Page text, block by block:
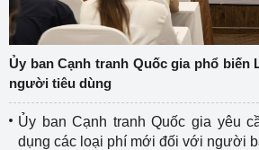
Ủy ban Cạnh tranh Quốc gia phổ biến
người tiêu dùng
Ủy ban Cạnh tranh Quốc gia yêu
dụng các loại phí mới đối với người